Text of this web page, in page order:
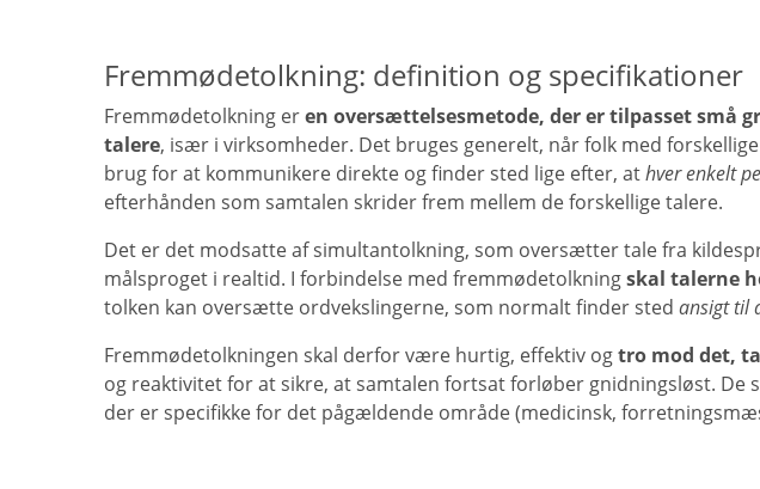
Fremmødetolkning: definition og specifikationer
Fremmødetolkning eren oversættelsesmetode, der er tilpasset små
talere, især i virksomheder. Det bruges generelt, når folk med
brug for at kommunikere direkte og finder sted lige efter, athver enkelt
efterhånden som samtalen skrider frem mellem de forskellige talere.
Det er det modsatte af simultantolkning, som oversætter tale fra
målsproget i realtid. I forbindelse med fremmødetolkningskal talerne
tolken kan oversætte ordvekslingerne, som normalt finder sted ansigt til
Fremmødetolkningen skal derfor være hurtig, effektiv ogtro mod det,
og reaktivitet for at sikre, at samtalen fortsat forløber gnidningsløst. De
der er specifikke for det pågældende område (medicinsk,